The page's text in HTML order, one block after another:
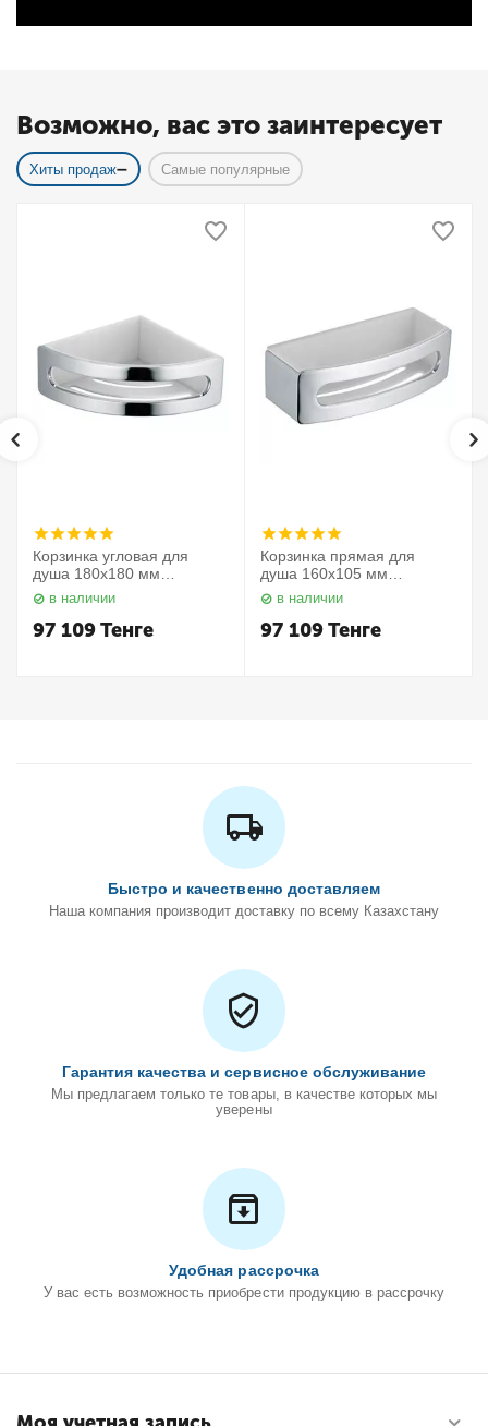
Возможно, вас это заинтересует
Хиты продаж Самые популярные
Корзинка угловая для
душа 180х180 мм
Elegance 11657010000
Keuco
в наличии
97 109Тенге
Корзинка прямая для
душа 160х105 мм
Elegance 11658010000
Keuco
в наличии
97 109Тенге
Быстро и качественно доставляем
Наша компания производит доставку по всему Казахстану
Гарантия качества и сервисное обслуживание
Мы предлагаем только те товары, в качестве которых мы
уверены
Удобная рассрочка
У вас есть возможность приобрести продукцию в рассрочку